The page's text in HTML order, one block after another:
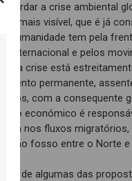
abordar a crise ambiental
mais visível, que é já
a humanidade tem pela
internacional e pelos
crise está
permanente,
com a consequente
económico é
nos fluxos
e no fosso entre o Norte e
de algumas das